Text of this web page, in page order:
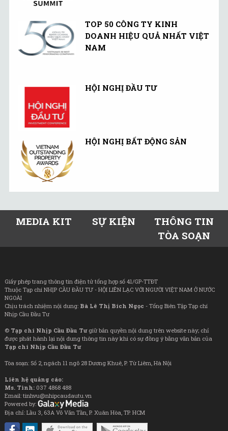
TOP 50 CÔNG TY KINH
DOANH HIỆU QUẢ NHẤT VIỆT
NAM
HỘI NGHỊ ĐẦU TƯ
HỘI NGHỊ BẤT ĐỘNG SẢN
MEDIA KIT SỰ KIỆN
THÔNG TIN
TÒA SOẠN
Giấy phép trang thông tin điện tử tổng hợp số 41/GP-TTĐT
Thuộc Tạp chí NHỊP CẦU ĐẦU TƯ - HỘI LIÊN LẠC VỚI NGƯỜI VIỆT NAM Ở NƯỚC
NGOÀI
Chịu trách nhiệm nội dung: Bà Lê Thị Bích Ngọc - Tổng Biên Tập Tạp chí
Nhịp Cầu Đầu Tư
© Tạp chí Nhịp Cầu Đầu Tưgiữ bản quyền nội dung trên website này; chỉ
được phát hành lại nội dung thông tin này khi có sự đồng ý bằng văn bản của
Tạp chí Nhịp Cầu Đầu Tư
Tòa soạn: Số 2, ngách 11 ngõ 28 Dương Khuê, P. Từ Liêm, Hà Nội
Liên hệ quảng cáo:
Ms. Tình: 037 4868 488
Email: tinhvu@nhipcaudautu.vn
Powered by:
Địa chỉ: Lầu 3, 63A Võ Văn Tần, P. Xuân Hòa, TP. HCM